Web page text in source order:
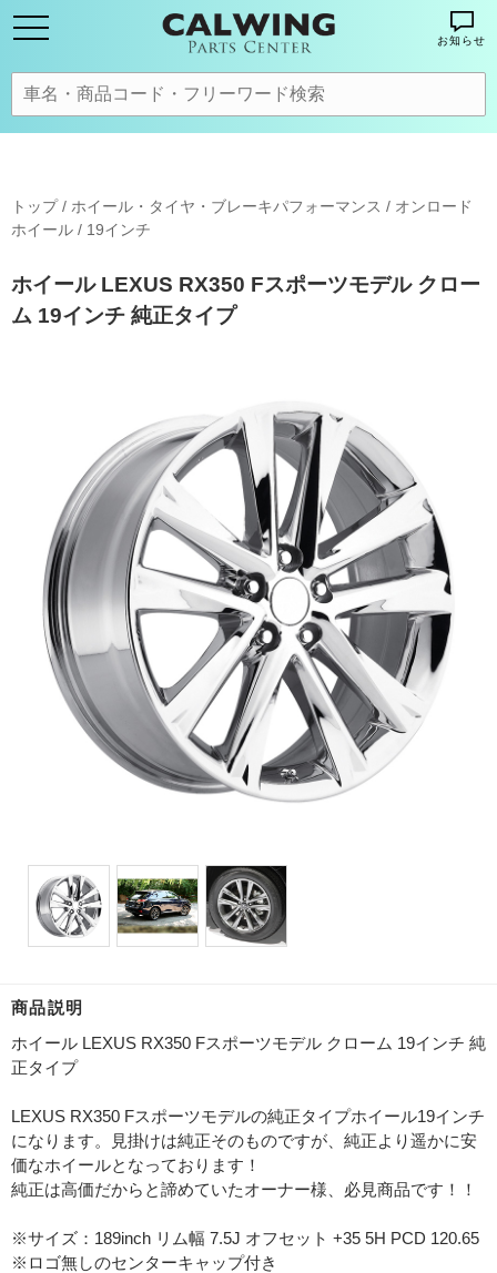
お知らせ
トップ/ ホイール・タイヤ・ブレーキパフォーマンス / オンロード
ホイール / 19インチ
ホイール LEXUS RX350 Fスポーツモデル クロー
ム 19インチ 純正タイプ
商品説明
ホイール LEXUS RX350 Fスポーツモデル クローム 19インチ 純
正タイプ
LEXUS RX350 Fスポーツモデルの純正タイプホイール19インチ
になります。見掛けは純正そのものですが、純正より遥かに安
価なホイールとなっております！
純正は高価だからと諦めていたオーナー様、必見商品です！！
※サイズ：189inch リム幅 7.5J オフセット +35 5H PCD 120.65
※ロゴ無しのセンターキャップ付き